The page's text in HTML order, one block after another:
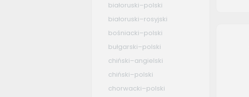
białoruski–polski
białoruski–rosyjski
bośniacki–polski
bułgarski–polski
chiński–angielski
chiński–polski
chorwacki–polski